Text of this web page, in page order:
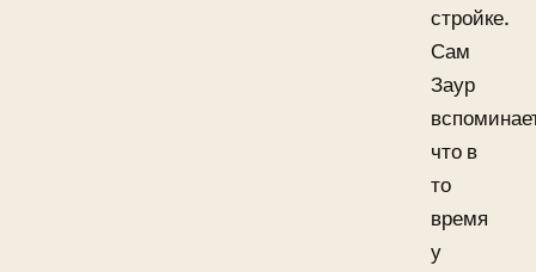
стройке.
Сам
Заур
что в
то
время
у